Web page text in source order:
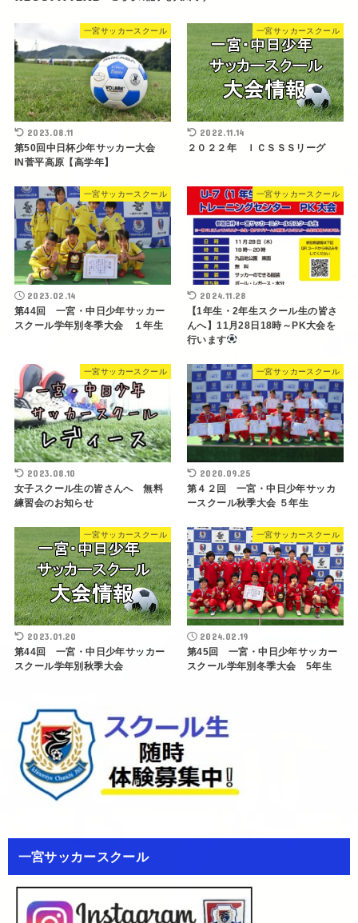
一宮サッカースクール
2023.08.11
第50回中日杯少年サッカー大会
IN菅平高原【高学年】
一宮サッカースクール
2022.11.14
２０２２年 ＩＣＳＳＳリーグ
一宮サッカースクール
2023.02.14
第44回 一宮・中日少年サッカー
スクール学年別冬季大会 １年生
一宮サッカースクール
2024.11.28
【1年生・2年生スクール生の皆さ
んへ】11月28日18時～PK大会を
行います
一宮サッカースクール
2023.08.10
女子スクール生の皆さんへ 無料
練習会のお知らせ
一宮サッカースクール
2020.09.25
第４２回 一宮・中日少年サッカ
ースクール秋季大会 ５年生
一宮サッカースクール
2023.01.20
第44回 一宮・中日少年サッカー
スクール学年別秋季大会
一宮サッカースクール
2024.02.19
第45回 一宮・中日少年サッカー
スクール学年別冬季大会 5年生
一宮サッカースクール